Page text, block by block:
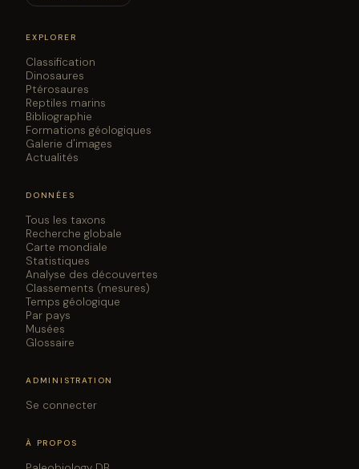
EXPLORER
Classification
Dinosaures
Ptérosaures
Reptiles marins
Bibliographie
Formations géologiques
Galerie d'images
Actualités
DONNÉES
Tous les taxons
Recherche globale
Carte mondiale
Statistiques
Analyse des découvertes
Classements (mesures)
Temps géologique
Par pays
Musées
Glossaire
ADMINISTRATION
Se connecter
À PROPOS